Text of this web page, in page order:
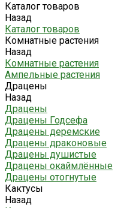
Каталог товаров
Назад
Каталог товаров
Комнатные растения
Назад
Комнатные растения
Ампельные растения
Драцены
Назад
Драцены
Драцены Годсефа
Драцены деремские
Драцены драконовые
Драцены душистые
Драцены окаймлённые
Драцены отогнутые
Кактусы
Назад